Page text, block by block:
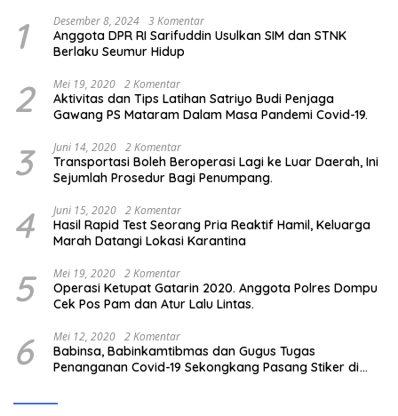
1 Desember 8, 2024 3 Komentar
Anggota DPR RI Sarifuddin Usulkan SIM dan STNK
Berlaku Seumur Hidup
2 Mei 19, 2020 2 Komentar
Aktivitas dan Tips Latihan Satriyo Budi Penjaga
Gawang PS Mataram Dalam Masa Pandemi Covid-19.
3 Juni 14, 2020 2 Komentar
Transportasi Boleh Beroperasi Lagi ke Luar Daerah, Ini
Sejumlah Prosedur Bagi Penumpang.
4 Juni 15, 2020 2 Komentar
Hasil Rapid Test Seorang Pria Reaktif Hamil, Keluarga
Marah Datangi Lokasi Karantina
5 Mei 19, 2020 2 Komentar
Operasi Ketupat Gatarin 2020. Anggota Polres Dompu
Cek Pos Pam dan Atur Lalu Lintas.
6 Mei 12, 2020 2 Komentar
Babinsa, Babinkamtibmas dan Gugus Tugas
Penanganan Covid-19 Sekongkang Pasang Stiker di